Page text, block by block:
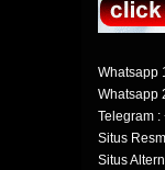
Whatsapp
Whatsapp
Telegram :
Situs
Situs